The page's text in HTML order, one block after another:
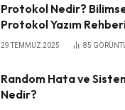
Protokol Nedir?
Protokol Yazım
29 TEMMUZ 2025 85
Random Hata ve
Nedir?